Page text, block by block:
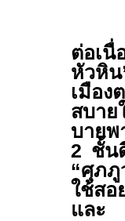
ต่อเนื่
หัวหิน
เมือง
สบา
บายพ
2 ชั้น
“ศุภภู
ใช้สอ
และ